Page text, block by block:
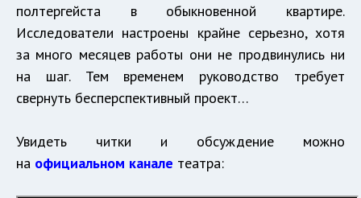
полтергейста в обыкновенной квартире.
Исследователи настроены крайне серьезно, хотя
за много месяцев работы они не продвинулись ни
на шаг. Тем временем руководство требует
свернуть бесперспективный проект…
Увидеть читки и обсуждение можно
на официальном канале театра: